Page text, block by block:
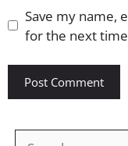
Save my name,
for the next